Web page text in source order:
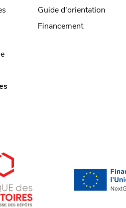
Guide d'orientation
Financement